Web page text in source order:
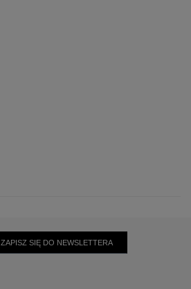
ZAPISZ SIĘ DO NEWSLETTERA